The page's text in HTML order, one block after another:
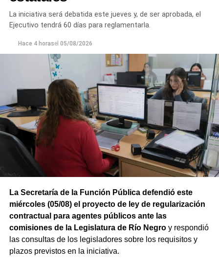
La iniciativa será debatida este jueves y, de ser aprobada, el
Ejecutivo tendrá 60 días para reglamentarla.
Hace 4 horasel 05/08/2026
La Secretaría de la Función Pública defendió este
miércoles (05/08) el proyecto de ley de regularización
contractual para agentes públicos ante las
comisiones de la Legislatura de Río Negroy respondió
las consultas de los legisladores sobre los requisitos y
plazos previstos en la iniciativa.